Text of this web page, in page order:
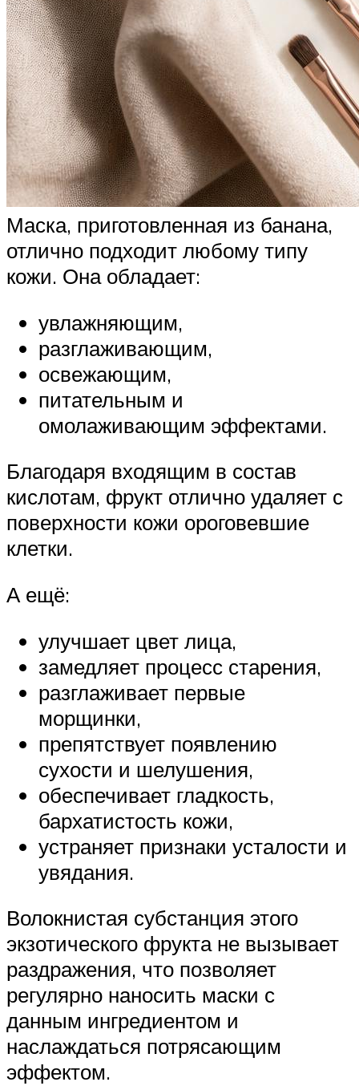
Маска, приготовленная из банана,
отлично подходит любому типу
кожи. Она обладает:
увлажняющим,
разглаживающим,
освежающим,
питательным и
омолаживающим эффектами.
Благодаря входящим в состав
кислотам, фрукт отлично удаляет с
поверхности кожи ороговевшие
клетки.
А ещё:
улучшает цвет лица,
замедляет процесс старения,
разглаживает первые
морщинки,
препятствует появлению
сухости и шелушения,
обеспечивает гладкость,
бархатистость кожи,
устраняет признаки усталости и
увядания.
Волокнистая субстанция этого
экзотического фрукта не вызывает
раздражения, что позволяет
регулярно наносить маски с
данным ингредиентом и
наслаждаться потрясающим
эффектом.